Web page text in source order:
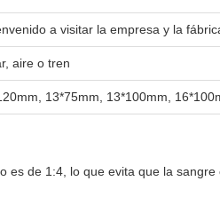
a visitar la empresa y la
aire o tren
13*75mm, 13*100mm,
de 1:4, lo que evita que la